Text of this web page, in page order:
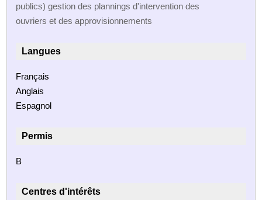
publics) gestion des plannings d'intervention des
ouvriers et des approvisionnements
Langues
Français
Anglais
Espagnol
Permis
B
Centres d'intérêts